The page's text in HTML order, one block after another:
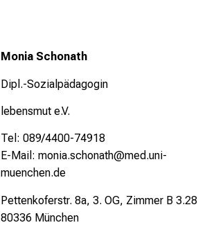
Monia Schonath
Dipl.-Sozialpädagogin
lebensmut e.V.
Tel: 089/4400-74918
E-Mail: monia.schonath@med.uni-
muenchen.de
Pettenkoferstr. 8a, 3. OG, Zimmer B 3.28
80336 München